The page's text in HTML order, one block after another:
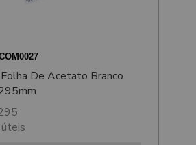
De Acetato Branco
úteis